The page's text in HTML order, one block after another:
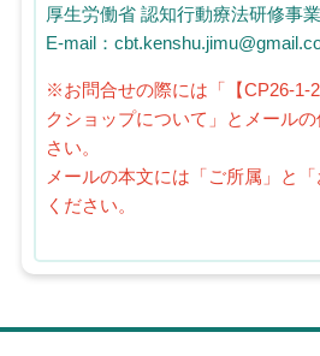
厚生労働省 認知行動療法研修事
E-mail：
※お問合せの際には「【CP26-1-
クショップについて」とメール
さい。
メールの本文には「ご所属」と
ください。